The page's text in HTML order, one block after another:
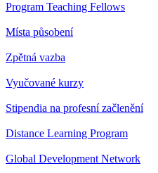
Program Teaching Fellows
Místa působení
Zpětná vazba
Vyučované kurzy
Stipendia na profesní začlenění
Distance Learning Program
Global Development Network